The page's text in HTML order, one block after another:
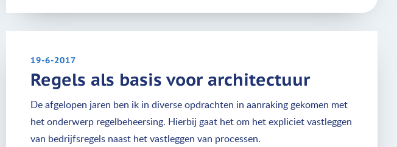
19-6-2017
Regels als basis voor architectuur
De afgelopen jaren ben ik in diverse opdrachten in aanraking gekomen met
het onderwerp regelbeheersing. Hierbij gaat het om het expliciet vastleggen
van bedrijfsregels naast het vastleggen van processen.